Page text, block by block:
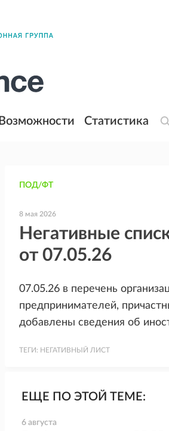
Возможности Статистика
ПОД/ФТ
8 мая 2026
Негативные
от 07.05.26
07.05.26 в перечень
предпринимателей,
добавлены сведения об
ТЕГИ: НЕГАТИВНЫЙ ЛИСТ
ЕЩЕ ПО ЭТОЙ ТЕМЕ:
6 августа